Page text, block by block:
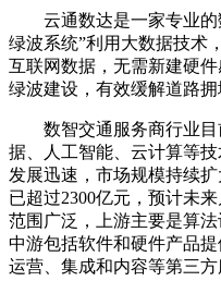
云通数达是一家专业的
绿波系统”利用大数据技术
互联网数据，无需新建硬
绿波建设，有效缓解道路拥
数智交通服务商行业目
据、人工智能、云计算等
发展迅速，市场规模持续
已超过2300亿元，预计未
范围广泛，上游主要是算
中游包括软件和硬件产品
运营、集成和内容等第三方